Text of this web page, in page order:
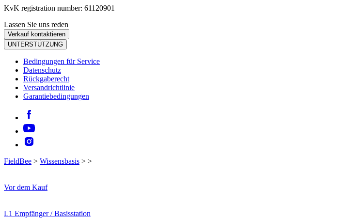
KvK registration number: 61120901
Lassen Sie uns reden
Verkauf kontaktieren
UNTERSTÜTZUNG
Bedingungen für Service
Datenschutz
Rückgaberecht
Versandrichtlinie
Garantiebedingungen
FieldBee > Wissensbasis > >
Vor dem Kauf
L1 Empfänger / Basisstation